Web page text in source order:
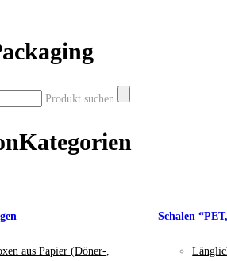
Produkt suchen
Kategorien
aus Papier (Döner-,
Schalen